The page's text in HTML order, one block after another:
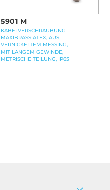
5901 M
KABELVERSCHRAUBUNG
MAXIBRASS ATEX, AUS
VERNICKELTEM MESSING,
MIT LANGEM GEWINDE,
METRISCHE TEILUNG, IP65